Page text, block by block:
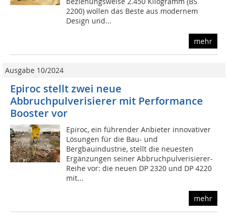
2200) wollen das Beste aus modernem
Design und...
mehr
Ausgabe 10/2024
Epiroc stellt zwei neue
Abbruchpulverisierer mit Performance
Booster vor
Epiroc, ein führender Anbieter innovativer
Lösungen für die Bau- und
Bergbauindustrie, stellt die neuesten
Ergänzungen seiner Abbruchpulverisierer-
Reihe vor: die neuen DP 2320 und DP 4220
mit...
mehr